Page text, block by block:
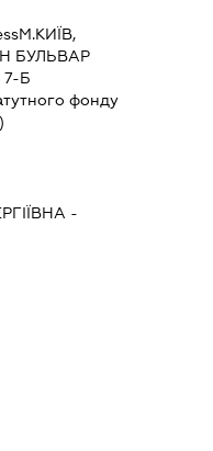
М.КИЇВ,
БУЛЬВАР
7-Б
фонду
-